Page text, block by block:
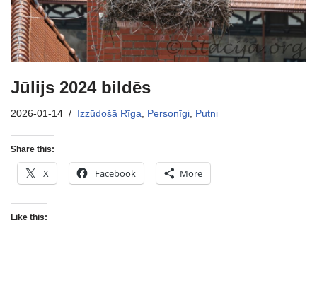
Jūlijs 2024 bildēs
2026-01-14 Izzūdošā Rīga Personīgi Putni
Share this:
X Facebook More
Like this: